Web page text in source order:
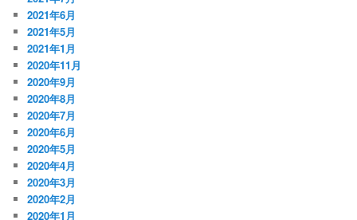
2021年6月
2021年5月
2021年1月
2020年11月
2020年9月
2020年8月
2020年7月
2020年6月
2020年5月
2020年4月
2020年3月
2020年2月
2020年1月